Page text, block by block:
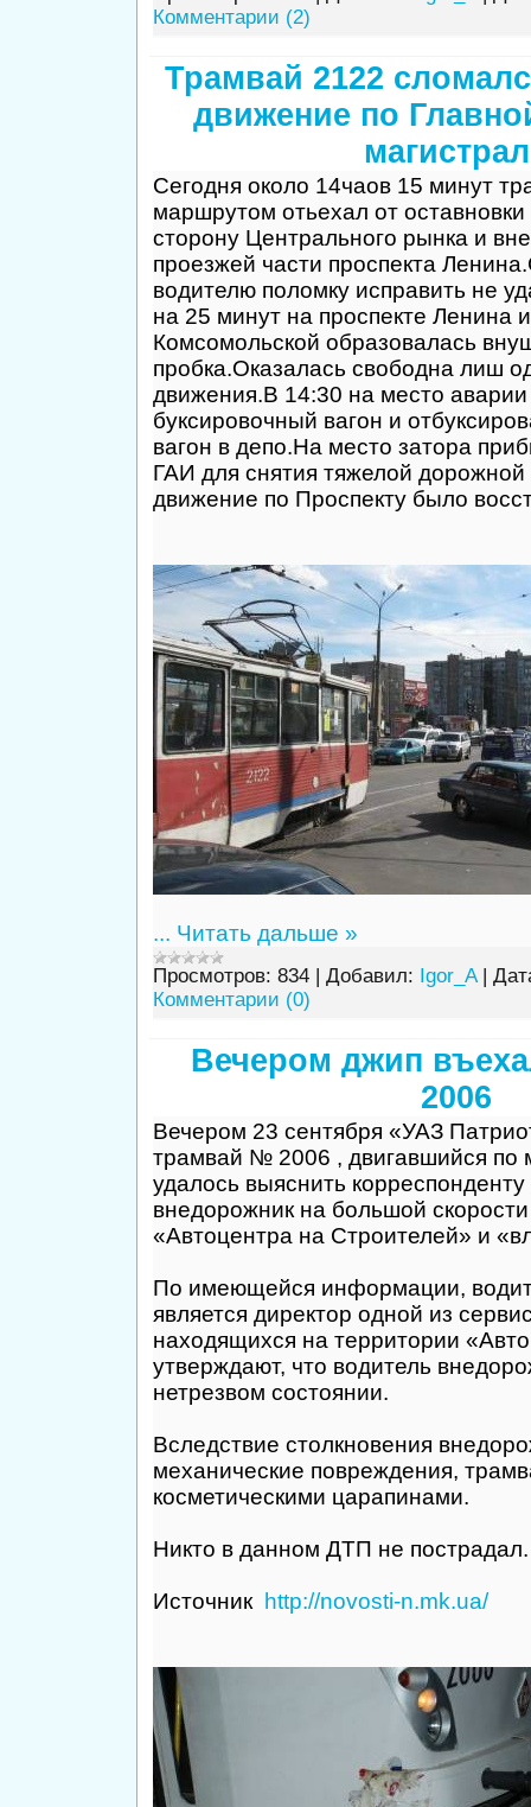
Комментарии (2)
Трамвай 2122
движение по
Сегодня около 14чаов 15 минут
маршрутом отьехал от
сторону Центрального рынка и
проезжей части проспекта
водителю поломку исправить не
на 25 минут на проспекте Ленина
Комсомольской образовалась
пробка.Оказалась свободна лиш
движения.В 14:30 на место
буксировочный вагон и
вагон в депо.На место затора
ГАИ для снятия тяжелой дорожной
движение по Проспекту было
... Читать дальше »
Просмотров: 834 | Добавил: Igor_A |
Комментарии (0)
Вечером джип
2006
Вечером 23 сентября «УАЗ
трамвай № 2006 , двигавшийся по
удалось выяснить
внедорожник на большой
«Автоцентра на Строителей» и
По имеющейся информации,
является директор одной из
находящихся на территории
утверждают, что водитель
нетрезвом состоянии.
Вследствие столкновения
механические повреждения,
косметическими царапинами.
Никто в данном ДТП не пострадал.
Источник http://novosti-n.mk.ua/